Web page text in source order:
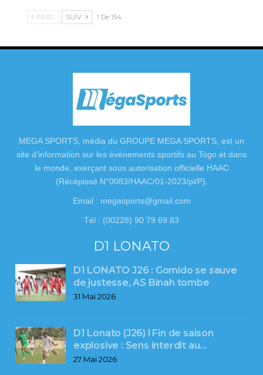
PRÉC. SUIV. 1 De 154
MEGA SPORTS, média du GROUPE MEGA SPORTS, est un
site d’information sur les événements sportifs au Togo et dans
le monde, exerçant sous autorisation officielle HAAC
(Récépissé N°0083/HAAC/01-2023/pl/P).
Email : megasports@gmail.com
Tél : (00228) 90 79 69 83
D1 LONATO
D1 LONATO J26 : Gomido se sauve
de justesse, AS Binah tombe
31 Mai 2026
D1 Lonato (J26) l Fin de saison
explosive : Sens interdit au…
27 Mai 2026